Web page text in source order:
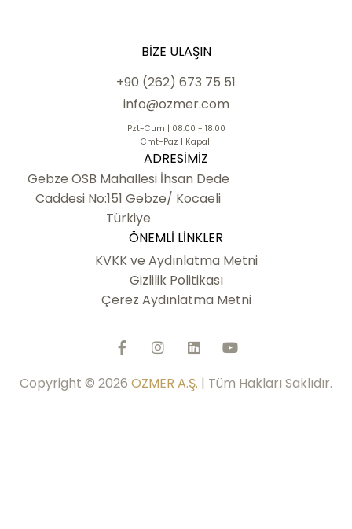
BIZE ULAŞIN
+90 (262) 673 75 51
info@ozmer.com
Pzt-Cum | 08:00 - 18:00
Cmt-Paz | Kapalı
ADRESIMIZ
Gebze OSB Mahallesi İhsan Dede
Caddesi No:151 Gebze/ Kocaeli
Türkiye
ÖNEMLI LINKLER
KVKK ve Aydınlatma Metni
Gizlilik Politikası
Çerez Aydınlatma Metni
Copyright © 2026 ÖZMER A.Ş. | Tüm Hakları Saklıdır.